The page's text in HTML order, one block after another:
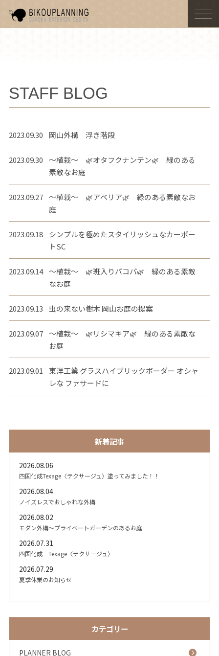
STAFF BLOG
2023.09.30 岡山外構 浮き階段
2023.09.30
～植栽～ 🌿オタフクナンテン🌿 緑のある
素敵なお庭
2023.09.27 ～植栽～ 🌿アベリア🌿 緑のある素敵なお
庭
2023.09.18
シンプルを極めたスタイリッシュなカーポー
トSC
2023.09.14 ～植栽～ 🌿班入りバコパ🌿 緑のある素敵
なお庭
2023.09.13 虫の来ない樹木 岡山お庭の提案
2023.09.07 ～植栽～ 🌿リシマキア🌿 緑のある素敵な
お庭
2023.09.01
東洋工業 グラスハイブリックボーダー オシャ
レな ファサードに
新着記事
2026.08.06
四国化成Texage〈テクサージュ〉塗ってみました！！
2026.08.04
ノイズレスでおしゃれな外構
2026.08.02
モダン外構～プライベートガーデンのあるお庭
2026.07.31
四国化成 Texage〈テクサージュ〉
2026.07.29
夏季休業のお知らせ
カテゴリー
PLANNER BLOG